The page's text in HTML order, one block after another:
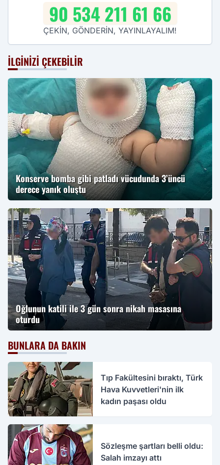
90 534 211 61 66
ÇEKİN, GÖNDERİN, YAYINLAYALIM!
İLGINIZI ÇEKEBILIR
Konserve bomba gibi patladı vücudunda 3’üncü
derece yanık oluştu
Oğlunun katili ile 3 gün sonra nikah masasına
oturdu
BUNLARA DA BAKIN
Tıp Fakültesini bıraktı, Türk
Hava Kuvvetleri'nin ilk
kadın paşası oldu
Sözleşme şartları belli oldu:
Salah imzayı attı